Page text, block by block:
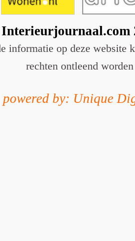
informatie op deze website
rechten ontleend worden
powered by: Unique